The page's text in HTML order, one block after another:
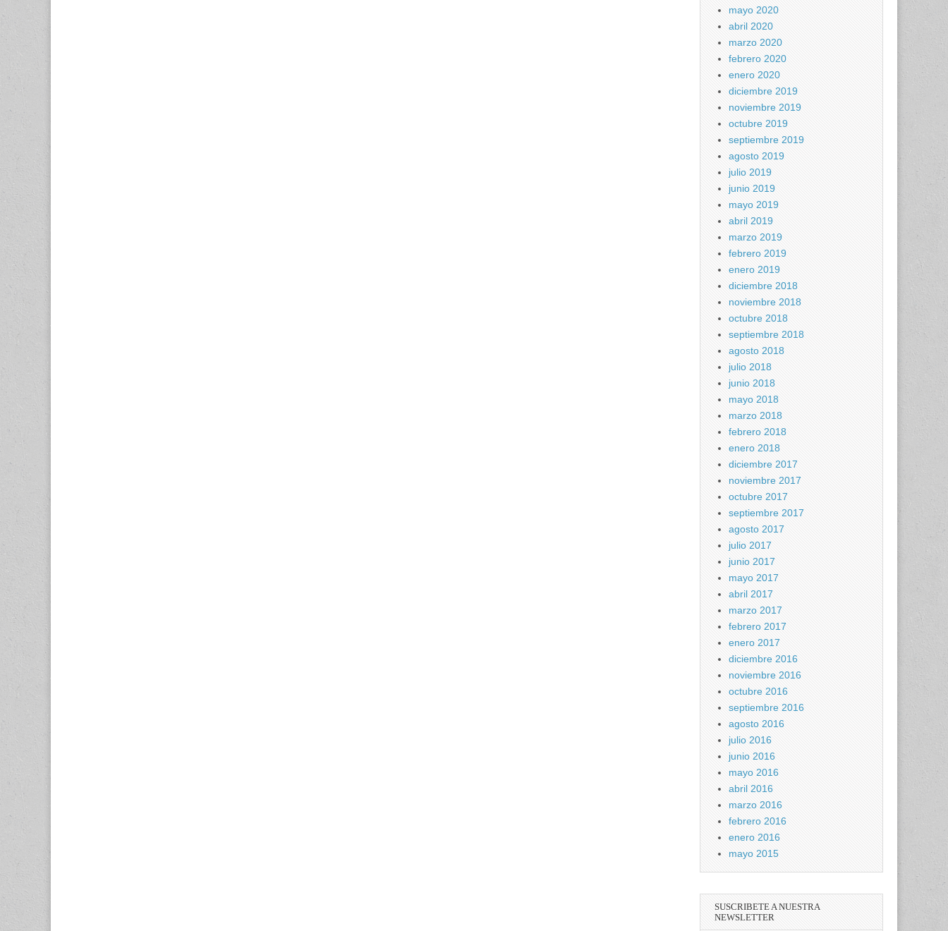
mayo 2020
abril 2020
marzo 2020
febrero 2020
enero 2020
diciembre 2019
noviembre 2019
octubre 2019
septiembre 2019
agosto 2019
julio 2019
junio 2019
mayo 2019
abril 2019
marzo 2019
febrero 2019
enero 2019
diciembre 2018
noviembre 2018
octubre 2018
septiembre 2018
agosto 2018
julio 2018
junio 2018
mayo 2018
marzo 2018
febrero 2018
enero 2018
diciembre 2017
noviembre 2017
octubre 2017
septiembre 2017
agosto 2017
julio 2017
junio 2017
mayo 2017
abril 2017
marzo 2017
febrero 2017
enero 2017
diciembre 2016
noviembre 2016
octubre 2016
septiembre 2016
agosto 2016
julio 2016
junio 2016
mayo 2016
abril 2016
marzo 2016
febrero 2016
enero 2016
mayo 2015
SUSCRIBETE A NUESTRA
NEWSLETTER